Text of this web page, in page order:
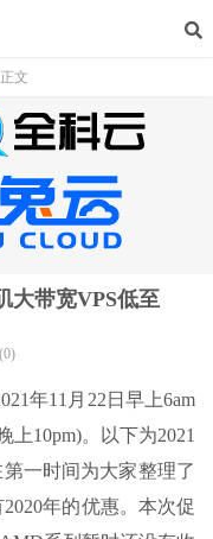
正文
大带宽VPS低至
年11月22日早上6am
上10pm)。以下为2021
一时间为大家整理了
年的优惠。本次促